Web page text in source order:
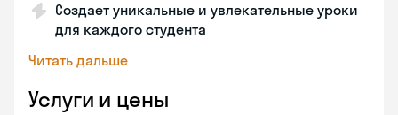
Создает уникальные и увлекательные уроки
для каждого студента
Читать дальше
Услуги и цены